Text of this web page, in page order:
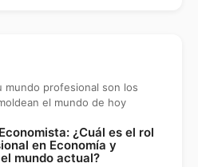
mundo profesional son los
el mundo de hoy
¿Cuál es el rol
en Economía y
mundo actual?